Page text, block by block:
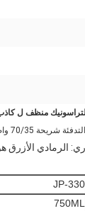
70/35 واط بالموجات فوق الصوتية
الرمادي الأزرق
JP-330
750ML